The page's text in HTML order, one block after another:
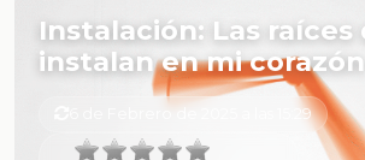
Instalación: Las raíces
instalan en mi corazón
6 de Febrero de 2025 a las 15:29